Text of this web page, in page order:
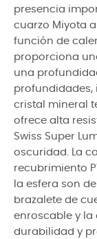
presencia
cuarzo Miyota
función de
proporciona
una
profundidades,
cristal mineral
ofrece alta
Swiss Super
oscuridad. La
recubrimiento
la esfera son
brazalete de
enroscable y la
durabilidad y